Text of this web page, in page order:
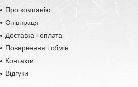
Про компанію
Співпраця
Доставка і оплата
Повернення і обмін
Контакти
Відгуки